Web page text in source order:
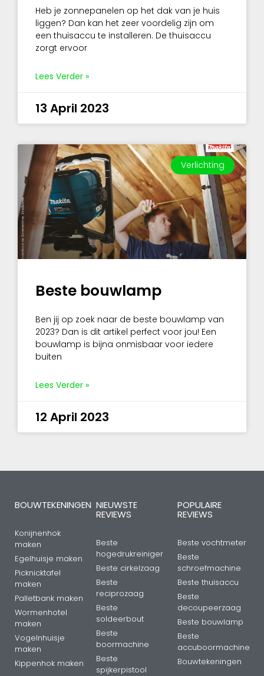
Heb je zonnepanelen op het dak van je huis
liggen? Dan kan het zeer voordelig zijn om
een thuisaccu te installeren. De thuisaccu
zorgt ervoor
Lees Verder »
13 April 2023
Verlichting
Beste bouwlamp
Ben jij op zoek naar de beste bouwlamp van
2023? Dan is dit artikel perfect voor jou! Een
bouwlamp is bijna onmisbaar voor iedere
buiten
Lees Verder »
12 April 2023
BOUWTEKENINGEN
Konijnenhok
maken
Egelhuisje maken
Picknicktafel
maken
Palletbank maken
Wormenhotel
maken
Vogelnhuisje
maken
Kippenhok maken
NIEUWSTE
REVIEWS
Beste
hogedrukreiniger
Beste cirkelzaag
Beste
reciprozaag
Beste
soldeerbout
Beste
boormachine
Beste
spijkerpistool
POPULAIRE
REVIEWS
Beste vochtmeter
Beste
schroefmachine
Beste thuisaccu
Beste
decoupeerzaag
Beste bouwlamp
Beste
accuboormachine
Bouwtekeningen